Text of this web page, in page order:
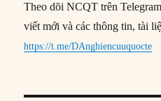
Theo dõi NCQT trên
viết mới và các thông tin, tài
https://t.me/DAnghiencuuquocte